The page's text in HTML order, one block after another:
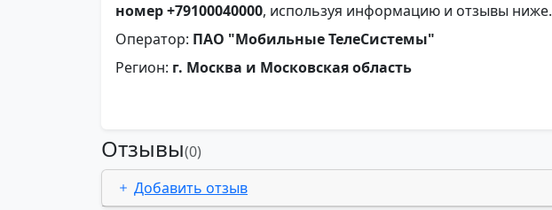
номер +79100040000, используя информацию и отзывы ниже.
Оператор: ПАО "Мобильные ТелеСистемы"
Регион: г. Москва и Московская область
Отзывы(0)
Добавить отзыв